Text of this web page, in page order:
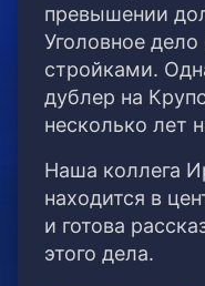
превышении
Уголовное
стройками.
дублер на
несколько лет
Наша коллега
находится в
и готова
этого дела.